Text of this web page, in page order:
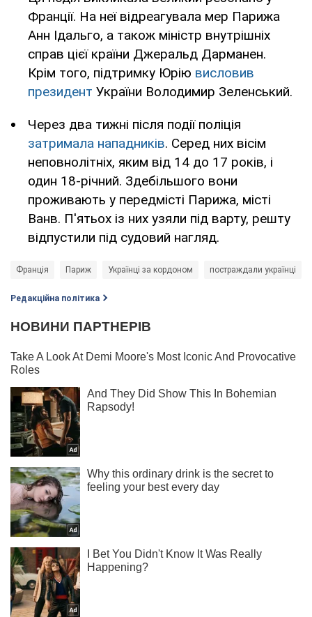
Франції. На неї відреагувала мер Парижа
Анн Ідальго, а також міністр внутрішніх
справ цієї країни Джеральд Дарманен.
Крім того, підтримку Юрію висловив
президент України Володимир Зеленський.
Через два тижні після події поліція
затримала нападників. Серед них вісім
неповнолітніх, яким від 14 до 17 років, і
один 18-річний. Здебільшого вони
проживають у передмісті Парижа, місті
Ванв. П'ятьох із них узяли під варту, решту
відпустили під судовий нагляд.
Франція Париж Українці за кордоном постраждали українці
Редакційна політика